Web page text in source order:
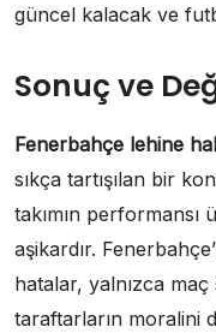
güncel kalacak ve
Sonuç ve
Fenerbahçe lehine
sıkça tartışılan bir
takımın
aşikardır.
hatalar, yalnızca maç
taraftarların moralini